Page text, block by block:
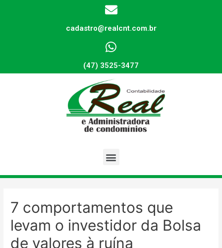
cadastro@realcnt.com.br
(47) 3525-3477
7 comportamentos que
levam o investidor da Bolsa
de valores à ruína